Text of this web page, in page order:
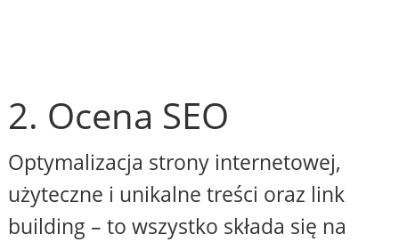
2. Ocena SEO
Optymalizacja strony internetowej,
użyteczne i unikalne treści oraz link
building – to wszystko składa się na